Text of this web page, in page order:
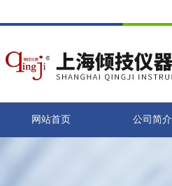
网站首页 公司简介